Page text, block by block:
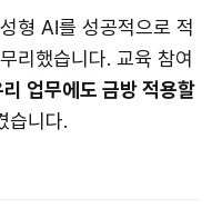
형 AI를 성공적으로 적
리했습니다. 교육 참여
업무에도 금방 적용할
습니다.